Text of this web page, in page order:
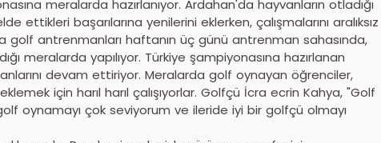
meralarda hazırlanıyor. Ardahan'da hayvanların otladığı
başarılarına yenilerini eklerken, çalışmalarını aralıksız
antrenmanları haftanın üç günü antrenman sahasında,
meralarda yapılıyor. Türkiye şampiyonasına hazırlanan
devam ettiriyor. Meralarda golf oynayan öğrenciler,
için harıl harıl çalışıyorlar. Golfçü İcra ecrin Kahya, "Golf
oynamayı çok seviyorum ve ileride iyi bir golfçü olmayı